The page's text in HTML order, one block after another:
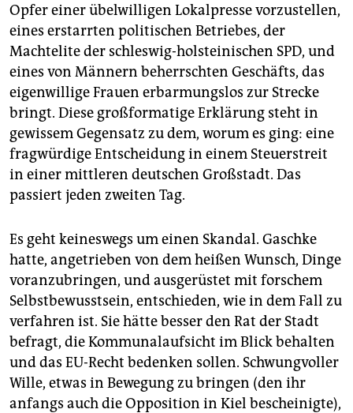
Opfer einer übelwilligen Lokalpresse vorzustellen,
eines erstarrten politischen Betriebes, der
Machtelite der schleswig-holsteinischen SPD, und
eines von Männern beherrschten Geschäfts, das
eigenwillige Frauen erbarmungslos zur Strecke
bringt. Diese großformatige Erklärung steht in
gewissem Gegensatz zu dem, worum es ging: eine
fragwürdige Entscheidung in einem Steuerstreit
in einer mittleren deutschen Großstadt. Das
passiert jeden zweiten Tag.
Es geht keineswegs um einen Skandal. Gaschke
hatte, angetrieben von dem heißen Wunsch, Dinge
voranzubringen, und ausgerüstet mit forschem
Selbstbewusstsein, entschieden, wie in dem Fall zu
verfahren ist. Sie hätte besser den Rat der Stadt
befragt, die Kommunalaufsicht im Blick behalten
und das EU-Recht bedenken sollen. Schwungvoller
Wille, etwas in Bewegung zu bringen (den ihr
anfangs auch die Opposition in Kiel bescheinigte),